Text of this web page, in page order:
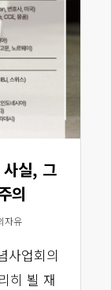
실, 그
의
자유
사업회의
히 뵐 재